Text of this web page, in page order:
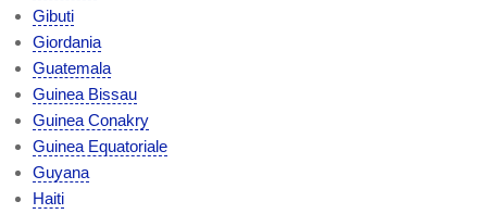
Gibuti
Giordania
Guatemala
Guinea Bissau
Guinea Conakry
Guinea Equatoriale
Guyana
Haiti